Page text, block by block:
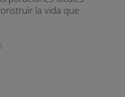
la vida que